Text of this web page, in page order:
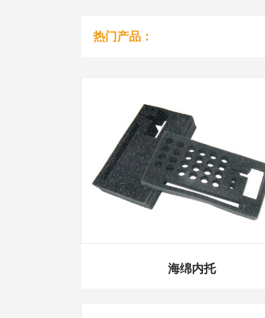
热门产品：
海绵内托